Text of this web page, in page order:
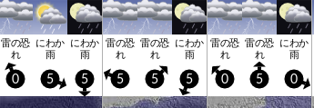
雷の恐
れ
にわか
雨
にわか
雨
雷の恐
れ
雷の恐
れ
にわか
雨
雷の恐
れ
雷の恐
れ
にわか
雨
0 5 5 5 5 5 0 5 0